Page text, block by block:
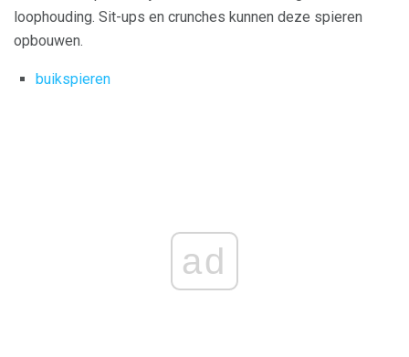
loophouding. Sit-ups en crunches kunnen deze spieren
opbouwen.
buikspieren
ad